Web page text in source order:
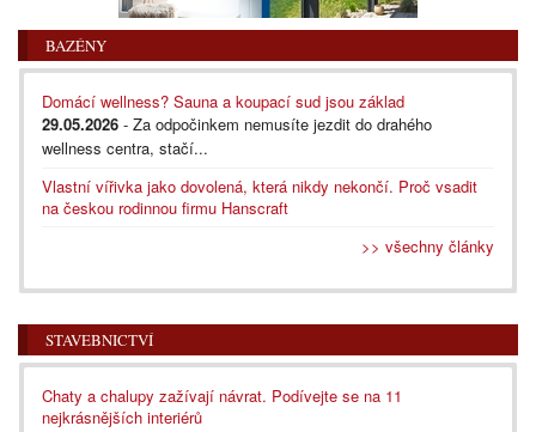
BAZÉNY
Domácí wellness? Sauna a koupací sud jsou základ
29.05.2026 - Za odpočinkem nemusíte jezdit do drahého
wellness centra, stačí...
Vlastní vířivka jako dovolená, která nikdy nekončí. Proč vsadit
na českou rodinnou firmu Hanscraft
>> všechny články
STAVEBNICTVÍ
Chaty a chalupy zažívají návrat. Podívejte se na 11
nejkrásnějších interiérů